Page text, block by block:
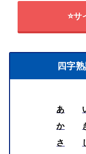
⭐サ
四字
あ
か
さ